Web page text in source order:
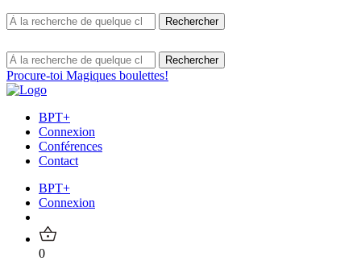
Procure-toi Magiques boulettes!
BPT+
Connexion
Conférences
Contact
BPT+
Connexion
0